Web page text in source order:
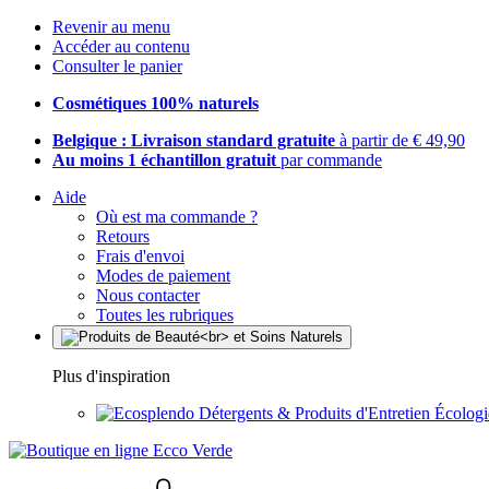
Revenir au menu
Accéder au contenu
Consulter le panier
Cosmétiques 100% naturels
Belgique : Livraison standard gratuite à partir de € 49,90
Au moins 1 échantillon gratuit par commande
Aide
Où est ma commande ?
Retours
Frais d'envoi
Modes de paiement
Nous contacter
Toutes les rubriques
Plus d'inspiration
Détergents & Produits d'Entretien